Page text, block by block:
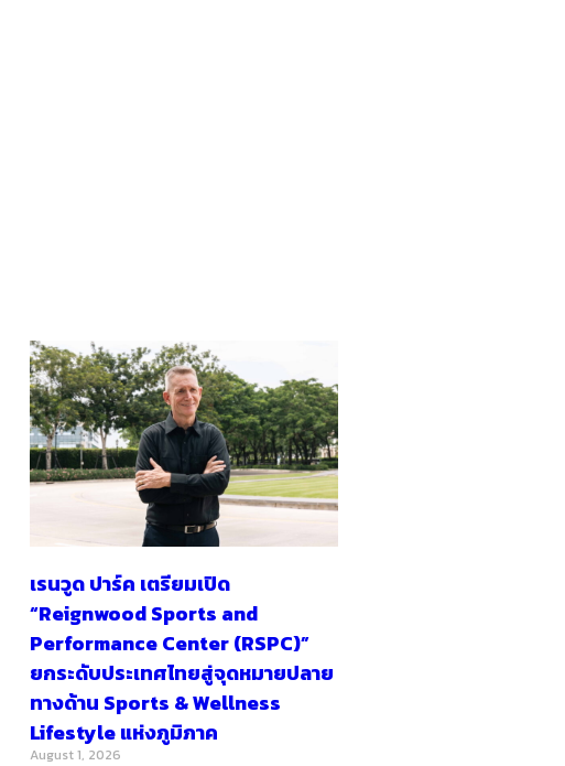
เรนวูด ปาร์ค เตรียมเปิด
“Reignwood Sports and
Performance Center (RSPC)”
ยกระดับประเทศไทยสู่จุดหมายปลาย
ทางด้าน Sports & Wellness
Lifestyle แห่งภูมิภาค
August 1, 2026